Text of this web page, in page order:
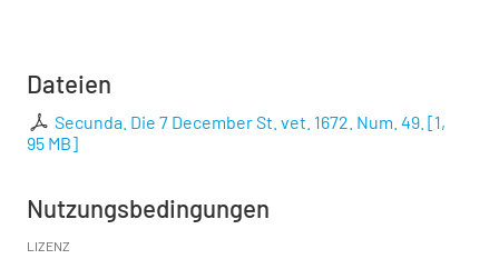
Dateien
Secunda. Die 7 December St. vet. 1672. Num. 49. [1,
95 MB]
Nutzungsbedingungen
LIZENZ